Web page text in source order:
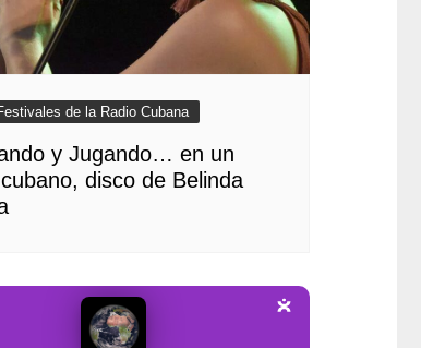
de la Radio Cubana
y Jugando… en un
disco de Belinda